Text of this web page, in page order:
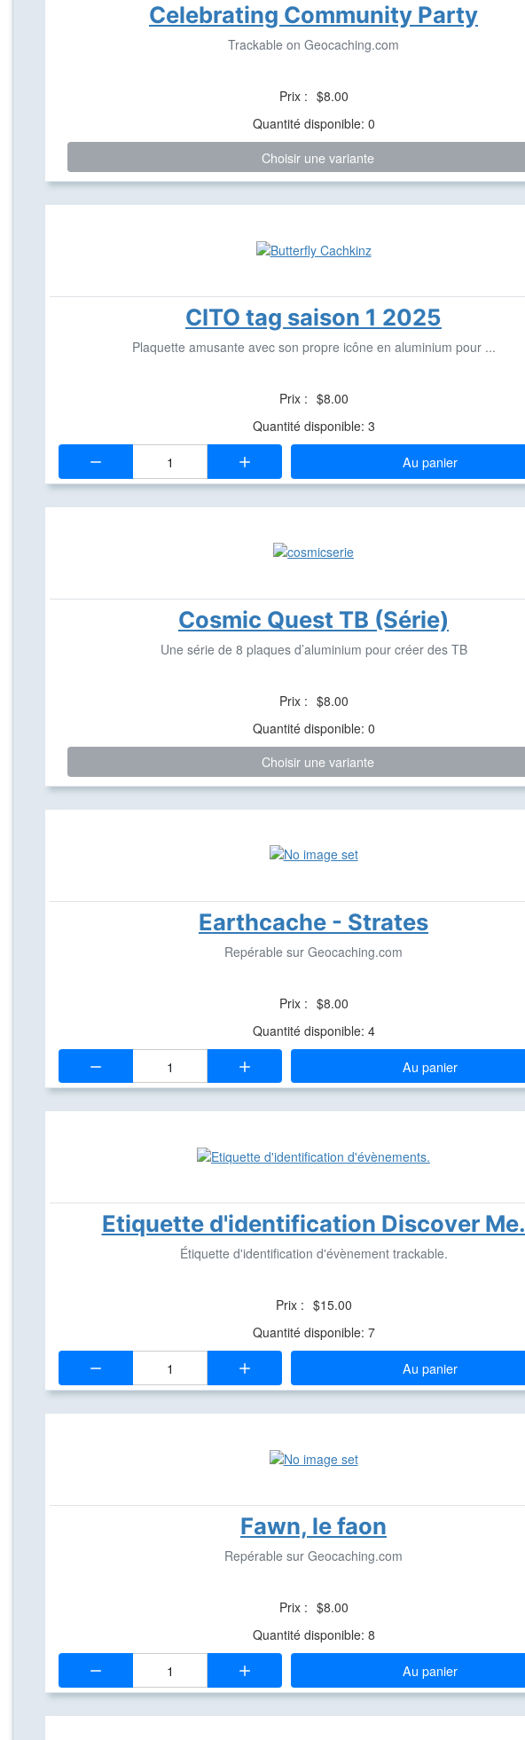
Celebrating Community Party
Trackable on Geocaching.com
Prix : $8.00
Quantité disponible: 0
Choisir une variante
CITO tag saison 1 2025
Plaquette amusante avec son propre icône en aluminium pour ...
Prix : $8.00
Quantité disponible: 3
Quantité:
Au panier
Cosmic Quest TB (Série)
Une série de 8 plaques d’aluminium pour créer des TB
Prix : $8.00
Quantité disponible: 0
Choisir une variante
Earthcache - Strates
Repérable sur Geocaching.com
Prix : $8.00
Quantité disponible: 4
Quantité:
Au panier
Etiquette d'identification Discover Me.
Étiquette d'identification d'évènement trackable.
Prix : $15.00
Quantité disponible: 7
Quantité:
Au panier
Fawn, le faon
Repérable sur Geocaching.com
Prix : $8.00
Quantité disponible: 8
Quantité:
Au panier